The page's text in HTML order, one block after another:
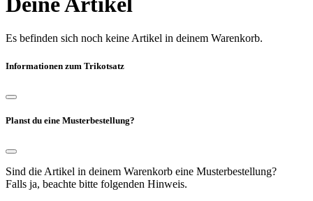
Es befinden sich noch keine Artikel in deinem Warenkorb.
Informationen zum Trikotsatz
Planst du eine Musterbestellung?
Sind die Artikel in deinem Warenkorb eine Musterbestellung?
Falls ja, beachte bitte folgenden Hinweis.